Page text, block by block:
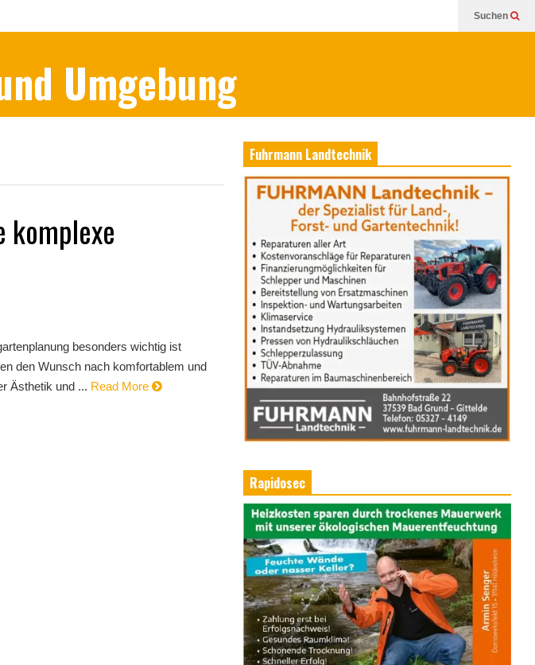
Suchen
Umgebung
komplexe
besonders wichtig ist
den Wunsch nach komfortablem und
Ästhetik und ... Read More
Fuhrmann Landtechnik
Rapidosec